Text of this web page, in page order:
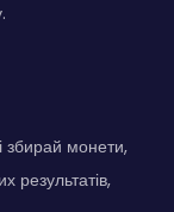
збирай монети,
результатів,